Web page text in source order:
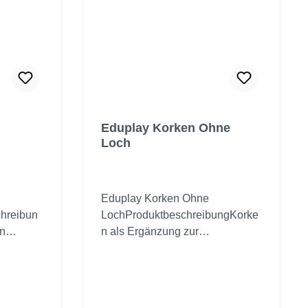
Eduplay Korken Ohne
Loch
Eduplay Korken Ohne
LochProduktbeschreibungKorke
n als Ergänzung zur